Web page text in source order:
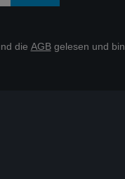
die AGBgelesen und bin